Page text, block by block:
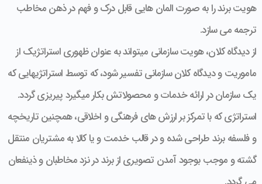
هویت برند را به صورت المان هایی قابل درک و فهم در ذهن مخاطب
ترجمه می سازد.
از دیدگاه کلان، هویت سازمانی می­تواند به عنوان ظهوری استراتژیک از
ماموریت و دیدگاه کلان سازمانی تفسیر شود، که توسط استراتژی­هایی که
یک سازمان در ارائه خدمات و محصولاتش بکار می­گیرد پی­ریزی گردد.
استراتژی که با تمرکز بر ارزش های فرهنگی و اخلاقی، همچنین تاریخچه
و فلسفه برند طراحی شده و در قالب خدمت و یا کالا به مشتریان منتقل
گشته و موجب بوجود آمدن تصویری از برند در نزد مخاطبان و ذینفعان